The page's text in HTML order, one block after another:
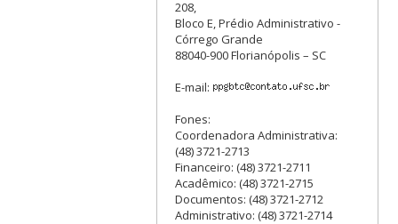
208,
Bloco E, Prédio Administrativo -
Córrego Grande
88040-900 Florianópolis – SC
E-mail:
Fones:
Coordenadora Administrativa:
(48) 3721-2713
Financeiro: (48) 3721-2711
Acadêmico: (48) 3721-2715
Documentos: (48) 3721-2712
Administrativo: (48) 3721-2714